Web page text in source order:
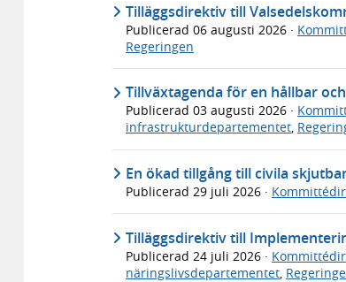
Tilläggsdirektiv till
Publicerad 06 augusti 2026 ·
Regeringen
Tillväxtagenda för en hållbar
Publicerad 03 augusti 2026 ·
infrastrukturdepartementet,
En ökad tillgång till civila
Publicerad 29 juli 2026 ·
Tilläggsdirektiv till
Publicerad 24 juli 2026 ·
näringslivsdepartementet